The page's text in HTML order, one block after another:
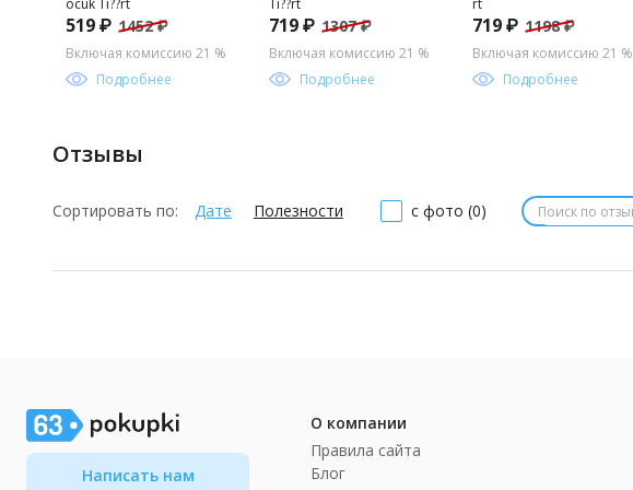
ocuk Ti??rt
519 ₽ 1452 ₽
Включая комиссию 21 %
Подробнее
Ti??rt
719 ₽ 1307 ₽
Включая комиссию 21 %
Подробнее
rt
719 ₽ 1198 ₽
Включая комиссию 21 %
Подробнее
Отзывы
Сортировать по: Дате Полезности с фото (0)
Написать нам
О компании
Правила сайта
Блог